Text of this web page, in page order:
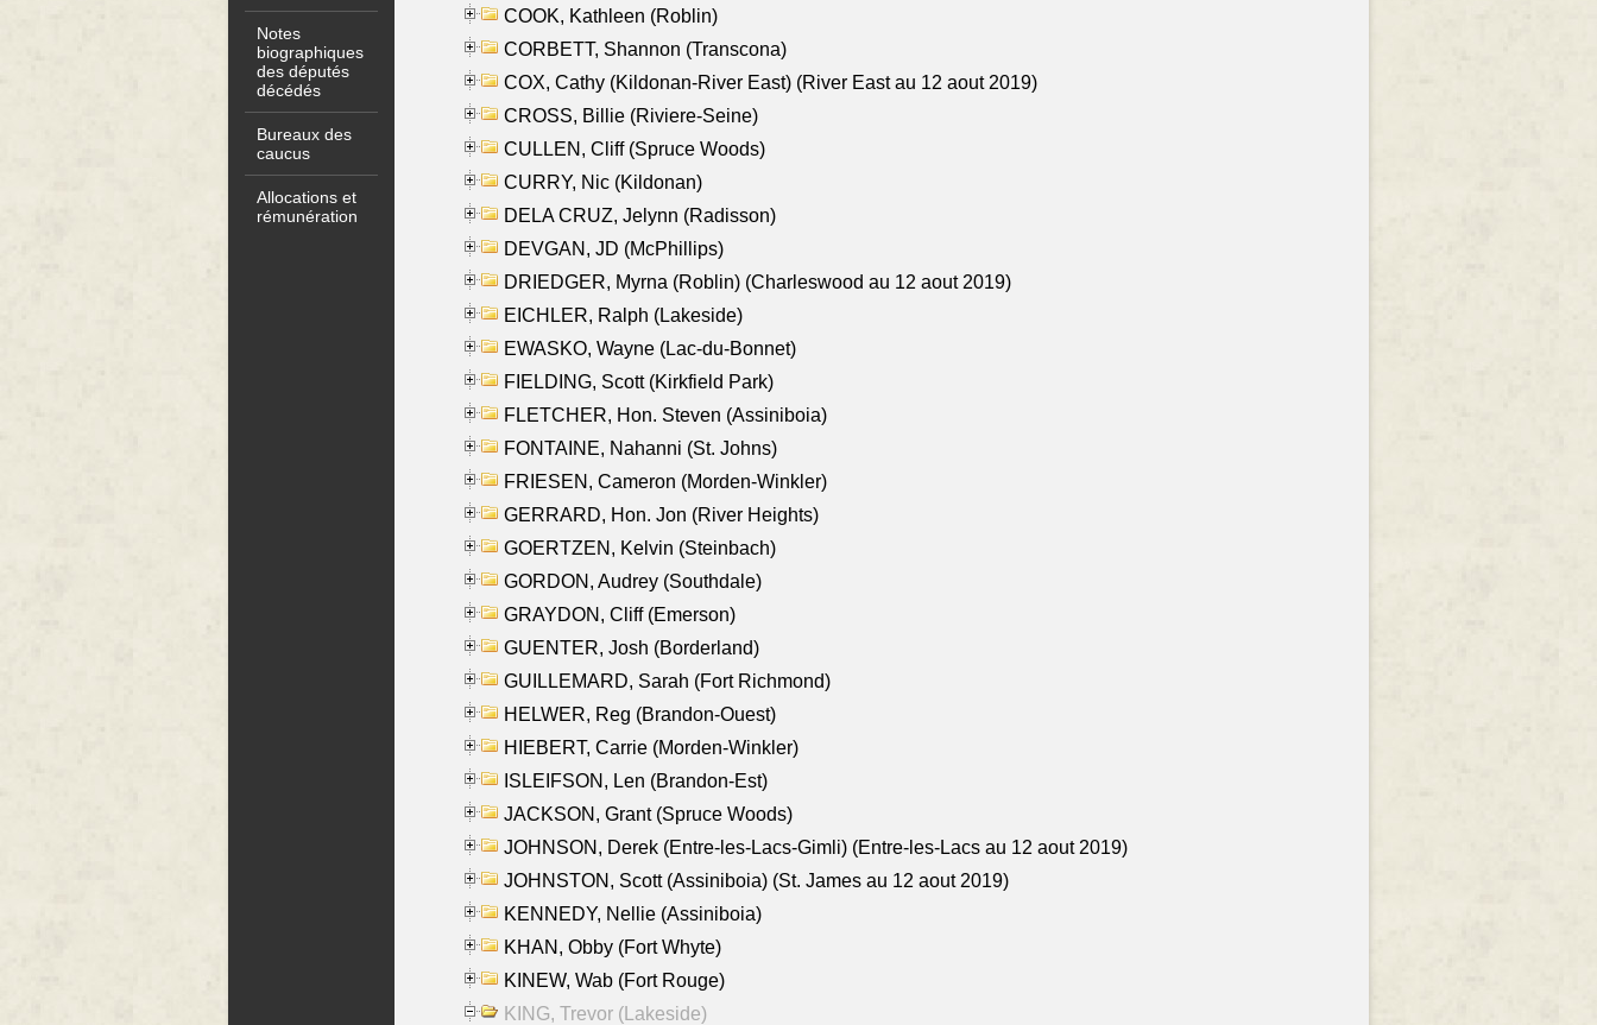
Notes
biographiques
des députés
décédés
Bureaux des
caucus
Allocations et
rémunération
COOK, Kathleen (Roblin)
CORBETT, Shannon (Transcona)
COX, Cathy (Kildonan-River East) (River East au 12 aout 2019)
CROSS, Billie (Riviere-Seine)
CULLEN, Cliff (Spruce Woods)
CURRY, Nic (Kildonan)
DELA CRUZ, Jelynn (Radisson)
DEVGAN, JD (McPhillips)
DRIEDGER, Myrna (Roblin) (Charleswood au 12 aout 2019)
EICHLER, Ralph (Lakeside)
EWASKO, Wayne (Lac-du-Bonnet)
FIELDING, Scott (Kirkfield Park)
FLETCHER, Hon. Steven (Assiniboia)
FONTAINE, Nahanni (St. Johns)
FRIESEN, Cameron (Morden-Winkler)
GERRARD, Hon. Jon (River Heights)
GOERTZEN, Kelvin (Steinbach)
GORDON, Audrey (Southdale)
GRAYDON, Cliff (Emerson)
GUENTER, Josh (Borderland)
GUILLEMARD, Sarah (Fort Richmond)
HELWER, Reg (Brandon-Ouest)
HIEBERT, Carrie (Morden-Winkler)
ISLEIFSON, Len (Brandon-Est)
JACKSON, Grant (Spruce Woods)
JOHNSON, Derek (Entre-les-Lacs-Gimli) (Entre-les-Lacs au 12 aout 2019)
JOHNSTON, Scott (Assiniboia) (St. James au 12 aout 2019)
KENNEDY, Nellie (Assiniboia)
KHAN, Obby (Fort Whyte)
KINEW, Wab (Fort Rouge)
KING, Trevor (Lakeside)